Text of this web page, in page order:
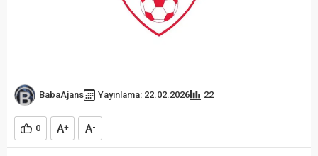
BabaAjans Yayınlama: 22.02.2026 22
0 A+ A-